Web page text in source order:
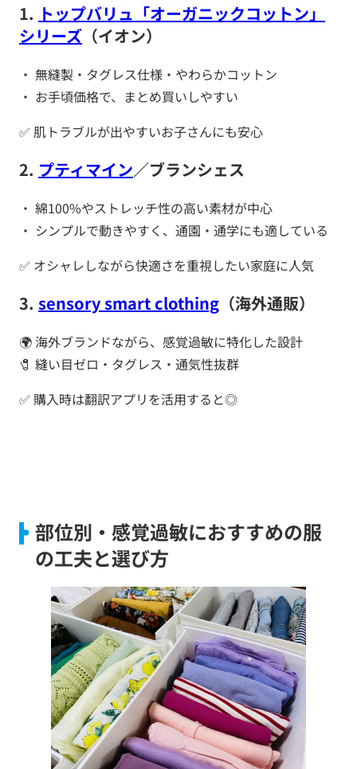
1. トップバリュ「オーガニックコットン」
シリーズ （イオン）
・ 無縫製・タグレス仕様・やわらかコットン
・ お手頃価格で、まとめ買いしやすい
✅ 肌トラブルが出やすいお子さんにも安心
2. プティマイン／ブランシェス
・ 綿100%やストレッチ性の高い素材が中心
・ シンプルで動きやすく、通園・通学にも適している
✅ オシャレしながら快適さを重視したい家庭に人気
3. sensory smart clothing （海外通販）
🌍 海外ブランドながら、感覚過敏に特化した設計
🧷 縫い目ゼロ・タグレス・通気性抜群
✅ 購入時は翻訳アプリを活用すると◎
部位別・感覚過敏におすすめの服
の工夫と選び方